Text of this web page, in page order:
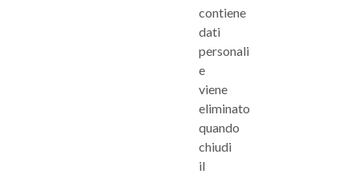
contiene
dati
personali
e
viene
eliminato
quando
chiudi
il